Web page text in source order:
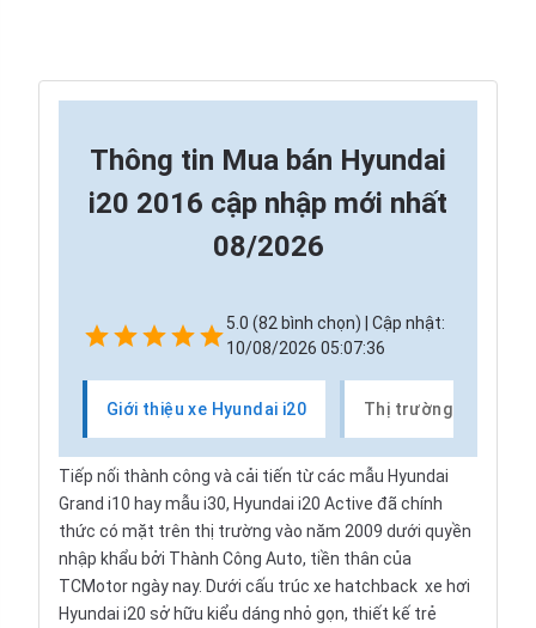
Thông tin Mua bán Hyundai
i20 2016 cập nhập mới nhất
08/2026
5.0 (82 bình chọn) | Cập nhật:
10/08/2026 05:07:36
Giới thiệu xe Hyundai i20 Thị trường xe
Tiếp nối thành công và cải tiến từ các mẫu Hyundai
Grand i10 haymẫu i30, Hyundai i20 Active đã chính
thức có mặt trên thị trường vào năm 2009 dưới quyền
nhập khẩu bởi Thành Công Auto, tiền thân của
TCMotor ngày nay. Dưới cấu trúc xe hatchback xe hơi
Hyundai i20 sở hữu kiểu dáng nhỏ gọn, thiết kế trẻ